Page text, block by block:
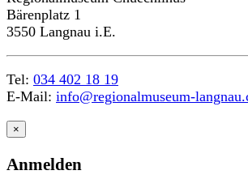
Bärenplatz 1
3550 Langnau i.E.
Tel: 034 402 18 19
E-Mail: info@regionalmuseum-
×
Anmelden